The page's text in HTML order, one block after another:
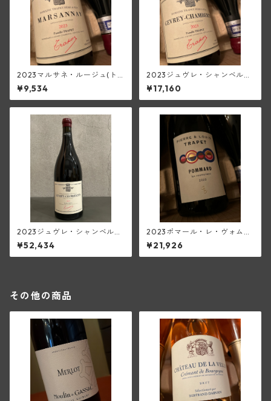
2023マルサネ・ルージュ(ト
ラペ)
¥9,534
2023ジュヴレ・シャンベルタ
ン(トラペ)
¥17,160
2023ジュヴレ・シャンベルタ
ン・オストレア(トラペ)【150
0ml/マグナム】
¥52,434
2023ポマール・レ・ヴォムリ
ヤン(ピエール・エ・ルイ・ト
ラペ)
¥21,926
その他の商品